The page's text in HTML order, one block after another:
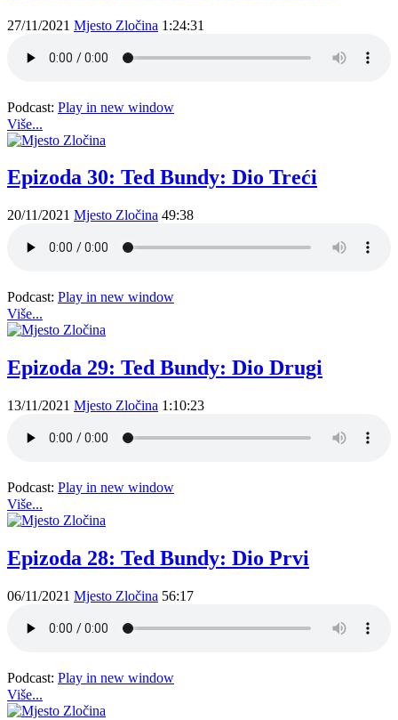
27/11/2021 Mjesto Zločina 1:24:31
Podcast: Play in new window
Više...
Epizoda 30: Ted Bundy: Dio Treći
20/11/2021 Mjesto Zločina 49:38
Podcast: Play in new window
Više...
Epizoda 29: Ted Bundy: Dio Drugi
13/11/2021 Mjesto Zločina 1:10:23
Podcast: Play in new window
Više...
Epizoda 28: Ted Bundy: Dio Prvi
06/11/2021 Mjesto Zločina 56:17
Podcast: Play in new window
Više...